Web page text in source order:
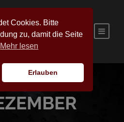
Cookies. Bitte
zu, damit die Seite
Mehr lesen
Erlauben